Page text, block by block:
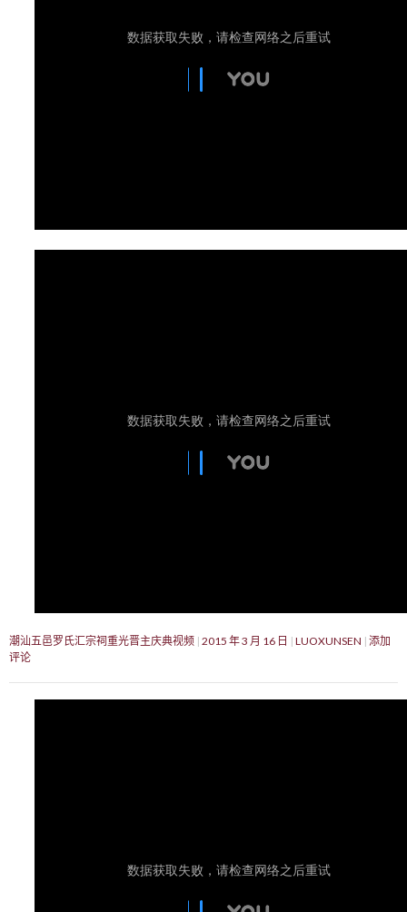
潮汕五邑罗氏汇宗祠重光晋主庆典视频 2015 年 3 月 16 日 LUOXUNSEN 添加
评论